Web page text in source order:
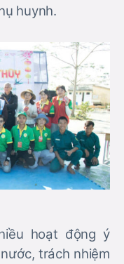
huynh.
hoạt động ý
trách nhiệm